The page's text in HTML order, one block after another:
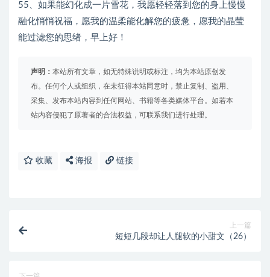
55、如果能幻化成一片雪花，我愿轻轻落到您的身上慢慢
融化悄悄祝福，愿我的温柔能化解您的疲惫，愿我的晶莹
能过滤您的思绪，早上好！
声明： 本站所有文章，如无特殊说明或标注，均为本站原创发
布。任何个人或组织，在未征得本站同意时，禁止复制、盗用、
采集、发布本站内容到任何网站、书籍等各类媒体平台。如若本
站内容侵犯了原著者的合法权益，可联系我们进行处理。
收藏 海报 链接
上一篇
短短几段却让人腿软的小甜文（26）